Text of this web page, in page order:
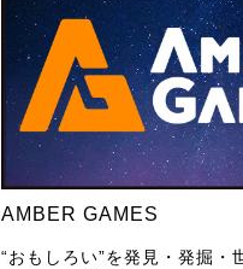
AMBER GAMES
“おもしろい”を発見・発掘・